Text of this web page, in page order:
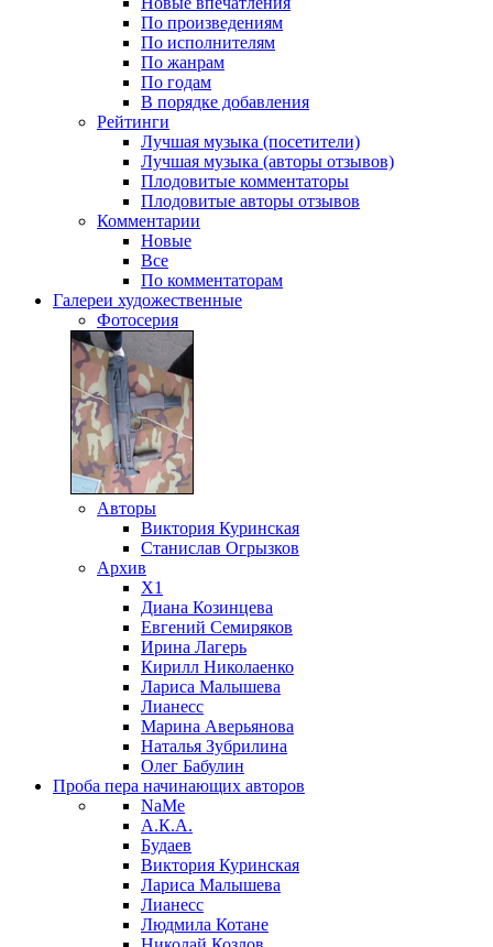
По произведениям
По исполнителям
По жанрам
По годам
В порядке добавления
Рейтинги
Лучшая музыка (посетители)
Лучшая музыка (авторы отзывов)
Плодовитые комментаторы
Плодовитые авторы отзывов
Комментарии
Новые
Все
По комментаторам
Галереи художественные
Фотосерия
Авторы
Виктория Куринская
Станислав Огрызков
Архив
X1
Диана Козинцева
Евгений Семиряков
Ирина Лагерь
Кирилл Николаенко
Лариса Малышева
Лианесс
Марина Аверьянова
Наталья Зубрилина
Олег Бабулин
Проба пера начинающих авторов
NaMe
А.К.А.
Будаев
Виктория Куринская
Лариса Малышева
Лианесс
Людмила Котане